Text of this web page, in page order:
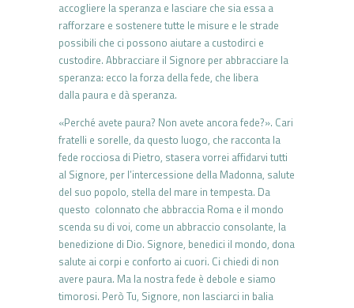
accogliere la speranza e lasciare che sia essa a
rafforzare e sostenere tutte le misure e le strade
possibili che ci possono aiutare a custodirci e
custodire. Abbracciare il Signore per abbracciare la
speranza: ecco la forza della fede, che libera
dalla paura e dà speranza.
«Perché avete paura? Non avete ancora fede?». Cari
fratelli e sorelle, da questo luogo, che racconta la
fede rocciosa di Pietro, stasera vorrei affidarvi tutti
al Signore, per l’intercessione della Madonna, salute
del suo popolo, stella del mare in tempesta. Da
questo colonnato che abbraccia Roma e il mondo
scenda su di voi, come un abbraccio consolante, la
benedizione di Dio. Signore, benedici il mondo, dona
salute ai corpi e conforto ai cuori. Ci chiedi di non
avere paura. Ma la nostra fede è debole e siamo
timorosi. Però Tu, Signore, non lasciarci in balia